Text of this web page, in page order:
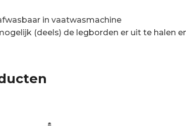
in vaatwasmachine
(deels) de legborden er uit te halen